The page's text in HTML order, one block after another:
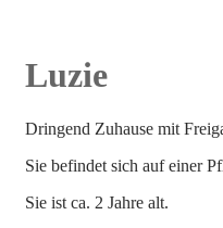
Luzie
Dringend Zuhause mit
Sie befindet sich auf einer
Sie ist ca. 2 Jahre alt.